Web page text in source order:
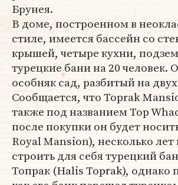
Брунея.
В доме, построенном в
стиле, имеется бассейн со
крышей, четыре кухни,
турецкие бани на 20 человек.
особняк сад, разбитый на
Сообщается, что Toprak
также под названием Top
после покупки он будет
Royal Mansion), несколько лет
строить для себя турецкий
Топрак (Halis Toprak), однако